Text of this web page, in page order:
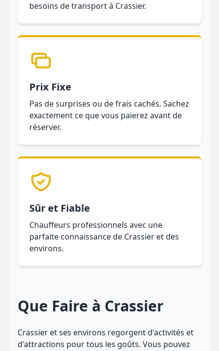
besoins de transport à Crassier.
Prix Fixe
Pas de surprises ou de frais cachés. Sachez
exactement ce que vous paierez avant de
réserver.
Sûr et Fiable
Chauffeurs professionnels avec une
parfaite connaissance de Crassier et des
environs.
Que Faire à Crassier
Crassier et ses environs regorgent d'activités et
d'attractions pour tous les goûts. Vous pouvez